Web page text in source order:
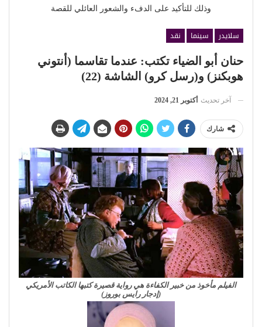
وذلك للتأكيد على الدفء والشعور العائلي للقصة
سلايدر سينما
نقد
حنان أبو الضياء تكتب: عندما تقاسما (أنتوني
هوبكنز) و(رسل كرو) الشاشة (22)
آخر تحديث أكتوبر 21, 2024
شارك
الفيلم مأخوذ من خبير الكفاءة هي رواية قصيرة كتبها الكاتب الأمريكي
(إدجار رايس بوروز)